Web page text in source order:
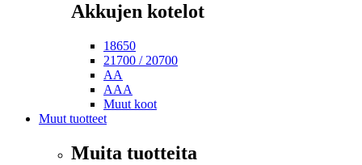
Akkujen kotelot
18650
21700 / 20700
AA
AAA
Muut koot
Muut tuotteet
Muita tuotteita